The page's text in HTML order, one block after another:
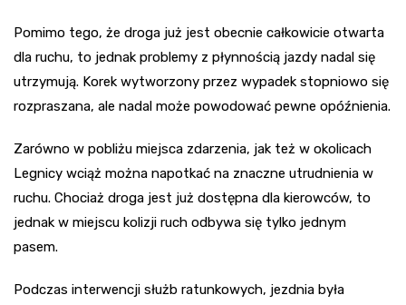
Pomimo tego, że droga już jest obecnie całkowicie otwarta
dla ruchu, to jednak problemy z płynnością jazdy nadal się
utrzymują. Korek wytworzony przez wypadek stopniowo się
rozpraszana, ale nadal może powodować pewne opóźnienia.
Zarówno w pobliżu miejsca zdarzenia, jak też w okolicach
Legnicy wciąż można napotkać na znaczne utrudnienia w
ruchu. Chociaż droga jest już dostępna dla kierowców, to
jednak w miejscu kolizji ruch odbywa się tylko jednym
pasem.
Podczas interwencji służb ratunkowych, jezdnia była